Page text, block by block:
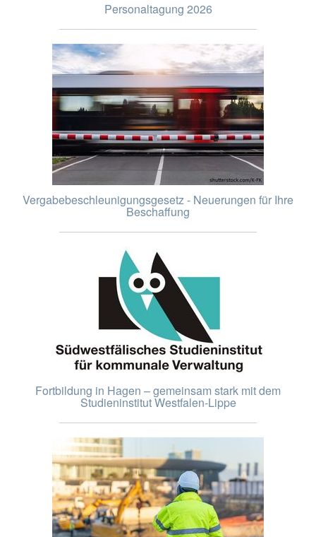
Personaltagung 2026
Vergabebeschleunigungsgesetz - Neuerungen für Ihre
Beschaffung
Fortbildung in Hagen – gemeinsam stark mit dem
Studieninstitut Westfalen-Lippe